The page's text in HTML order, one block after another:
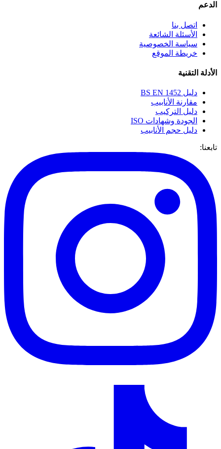
الدعم
اتصل بنا
الأسئلة الشائعة
سياسة الخصوصية
خريطة الموقع
الأدلة التقنية
دليل BS EN 1452
مقارنة الأنابيب
دليل التركيب
الجودة وشهادات ISO
دليل حجم الأنابيب
تابعنا: